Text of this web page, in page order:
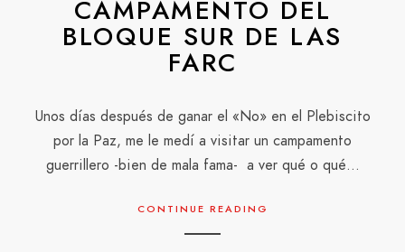
CAMPAMENTO DEL
BLOQUE SUR DE LAS
FARC
Unos días después de ganar el «No» en el Plebiscito
por la Paz, me le medí a visitar un campamento
guerrillero -bien de mala fama- a ver qué o qué…
CONTINUE READING